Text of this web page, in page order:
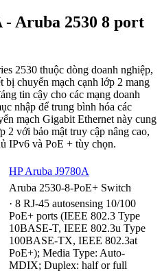
- Aruba 2530 8 port
2530 thuộc dòng doanh nghiệp,
bị chuyển mạch cạnh lớp 2 mang
tin cậy cho các mạng doanh
nhập để trung bình hóa các
mạch Gigabit Ethernet này cung
2 với bảo mật truy cập nâng cao,
IPv6 và PoE + tùy chọn.
HP Aruba J9780A
Aruba 2530-8-PoE+ Switch
· 8 RJ-45 autosensing 10/100
PoE+ ports (IEEE 802.3 Type
10BASE-T, IEEE 802.3u Type
100BASE-TX, IEEE 802.3at
PoE+); Media Type: Auto-
MDIX; Duplex: half or full